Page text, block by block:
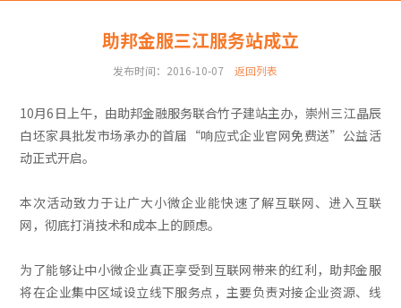
助邦金服三江服务站成立
发布时间：2016-10-07 返回列表
10月6日上午，由助邦金融服务联合竹子建站主办，崇州三江晶辰
白坯家具批发市场承办的首届“响应式企业官网免费送”公益活
动正式开启。
本次活动致力于让广大小微企业能快速了解互联网、进入互联
网，彻底打消技术和成本上的顾虑。
为了能够让中小微企业真正享受到互联网带来的红利，助邦金服
将在企业集中区域设立线下服务点，主要负责对接企业资源、线